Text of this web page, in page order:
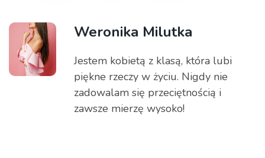
Weronika Milutka
Jestem kobietą z klasą, która lubi
piękne rzeczy w życiu. Nigdy nie
zadowalam się przeciętnością i
zawsze mierzę wysoko!